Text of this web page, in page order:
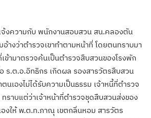
จ้งความกับ พนักงานสอบสวน สน.คลองตัน
างว่าตำรวจเขาทำตามหน้าที่ โดยตนทราบมา
ข้ามาตรวจค้นเป็นตำรวจสืบสวนของโรงพัก
ร.ต.อ.อิทธิกร เกิดผล รองสารวัตรสืบสวน
เองไม่ได้รับความเป็นธรรม เจ้าหนี้ที่ตำรวจ
ราบแต่ว่าเจ้าหน้าที่ตำรวจชุดสืบสวนส่งของ
งให้ พ.ต.ท.ภาณุ เขตกลิ่นหอม สารวัตร